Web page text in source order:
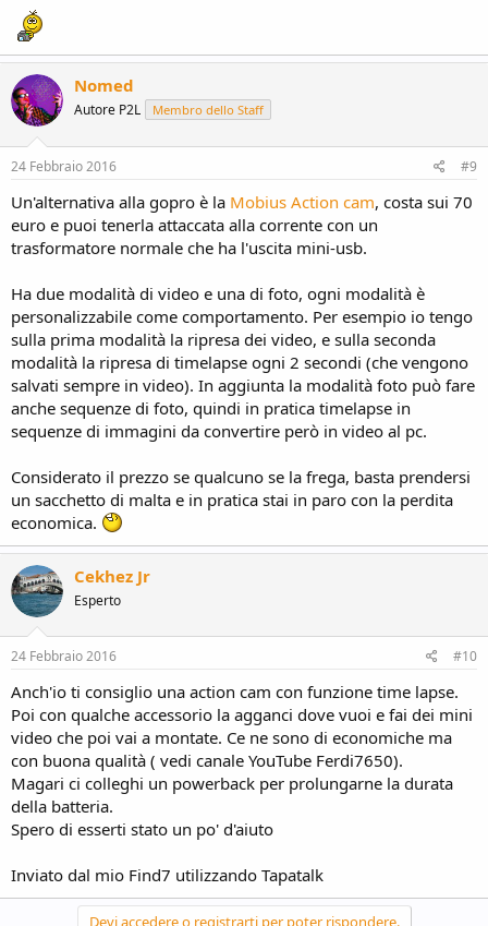
Nomed
Autore P2L Membro dello Staff
24 Febbraio 2016 #9
Un'alternativa alla gopro è la Mobius Action cam, costa sui 70
euro e puoi tenerla attaccata alla corrente con un
trasformatore normale che ha l'uscita mini-usb.
Ha due modalità di video e una di foto, ogni modalità è
personalizzabile come comportamento. Per esempio io tengo
sulla prima modalità la ripresa dei video, e sulla seconda
modalità la ripresa di timelapse ogni 2 secondi (che vengono
salvati sempre in video). In aggiunta la modalità foto può fare
anche sequenze di foto, quindi in pratica timelapse in
sequenze di immagini da convertire però in video al pc.
Considerato il prezzo se qualcuno se la frega, basta prendersi
un sacchetto di malta e in pratica stai in paro con la perdita
economica.
Cekhez Jr
Esperto
24 Febbraio 2016 #10
Anch'io ti consiglio una action cam con funzione time lapse.
Poi con qualche accessorio la agganci dove vuoi e fai dei mini
video che poi vai a montate. Ce ne sono di economiche ma
con buona qualità ( vedi canale YouTube Ferdi7650).
Magari ci colleghi un powerback per prolungarne la durata
della batteria.
Spero di esserti stato un po' d'aiuto
Inviato dal mio Find7 utilizzando Tapatalk
Devi accedere o registrarti per poter rispondere.